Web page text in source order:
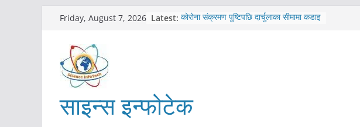
content
Friday, August 7, 2026 Latest: कोरोना संक्रमण पुष्टिपछि दार्चुलाका सीमामा कडाइ
काभ्रेपलाञ्चोकमा आयुर्वेद स्वास्थ्योपचारतर्फ
आकर्षण बढ्दै
साइन्स इन्फोटेक